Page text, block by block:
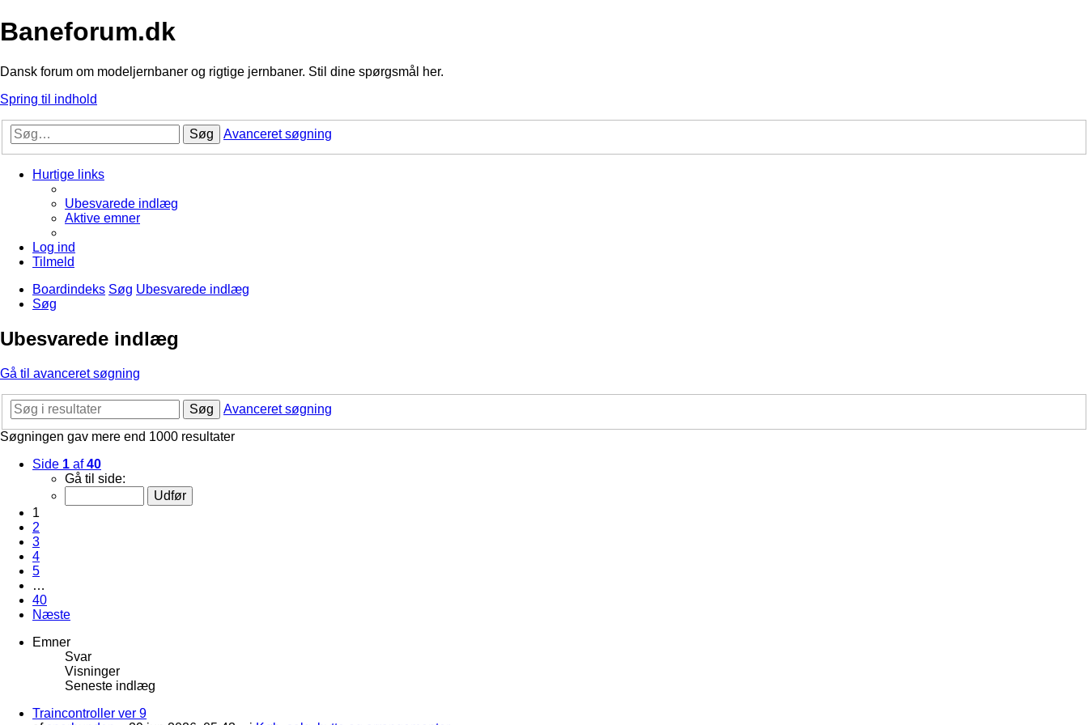
Baneforum.dk
Dansk forum om modeljernbaner og rigtige jernbaner. Stil dine spørgsmål her.
Spring til indhold
Søg Avanceret søgning
Hurtige links
Ubesvarede indlæg
Aktive emner
Log ind
Tilmeld
Boardindeks Søg Ubesvarede indlæg
Søg
Ubesvarede indlæg
Gå til avanceret søgning
Søg
Avanceret søgning
Søgningen gav mere end 1000 resultater
Side 1 af40
Gå til side:
1
2
3
4
5
…
40
Næste
Emner
Svar
Visninger
Seneste indlæg
Traincontroller ver 9